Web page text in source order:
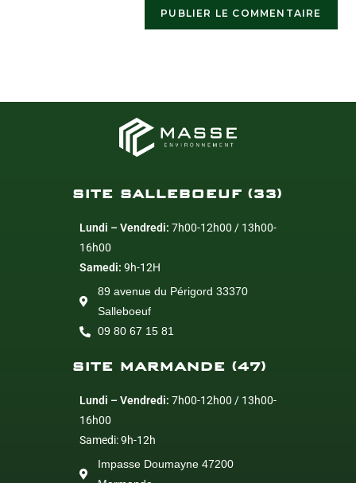
SITE SALLEBOEUF (33)
Lundi – Vendredi: 7h00-12h00 / 13h00-
16h00
Samedi: 9h-12H
89 avenue du Périgord 33370
Salleboeuf
09 80 67 15 81
SITE MARMANDE (47)
Lundi – Vendredi: 7h00-12h00 / 13h00-
16h00
Samedi: 9h-12h
Impasse Doumayne 47200